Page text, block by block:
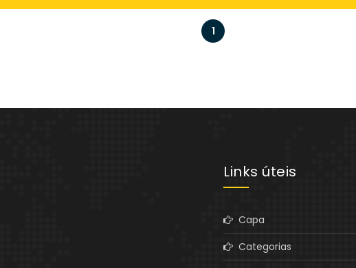
1
Links úteis
Capa
Categorias